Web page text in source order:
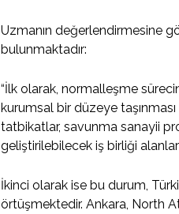
Uzmanın değerlendirmesine
bulunmaktadır:
“İlk olarak, normalleşme
kurumsal bir düzeye
tatbikatlar, savunma sanayii
geliştirilebilecek iş birliği
İkinci olarak ise bu durum,
örtüşmektedir. Ankara, North